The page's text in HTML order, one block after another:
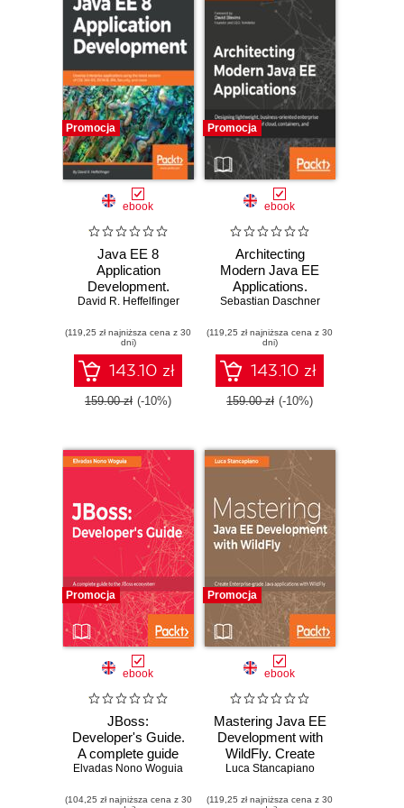
Promocja
ebook
Java EE 8
Application
Development.
Develop Enterprise
the latest versions
of CDI, JAX-RS,
JSON-B, JPA,
Security, and more
David R. Heffelfinger
(119,25 zł najniższa cena z 30
dni)
143.10 zł
159.00 zł (-10%)
Promocja
ebook
Architecting
Modern Java EE
Applications.
Designing
business-oriented
enterprise
applications in the
age of cloud,
containers, and
Sebastian Daschner
(119,25 zł najniższa cena z 30
dni)
143.10 zł
159.00 zł (-10%)
Promocja
ebook
JBoss:
Developer's Guide.
A complete guide
to the JBoss
Elvadas Nono Woguia
(104,25 zł najniższa cena z 30
Promocja
ebook
Mastering Java EE
Development with
WildFly. Create
Enterprise-grade
with WildFly
Luca Stancapiano
(119,25 zł najniższa cena z 30